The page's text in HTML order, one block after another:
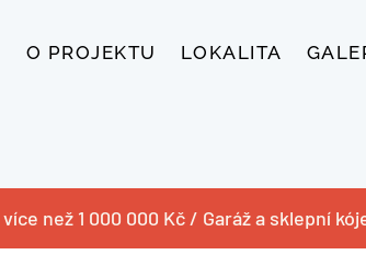
O PROJEKTU LOKALITA
než 1 000 000 Kč / Garáž a sklepní